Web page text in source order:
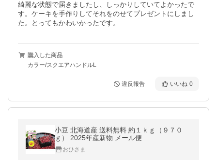
綺麗な状態で届きましたし、しっかりしていてよかったで
す。ケーキを手作りしてそれをのせてプレゼントにしまし
た。とってもかわいかったです。
購入した商品
カラー/スクエアハンドルL
違反報告 いいね 0
小豆 北海道産 送料無料 約１ｋｇ（９７０
ｇ） 2025年産新物 メール便
おひさま